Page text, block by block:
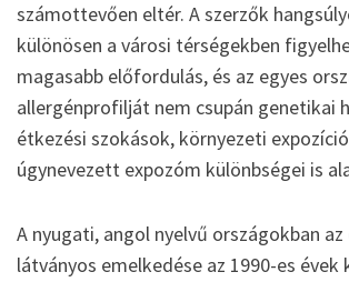
számottevően eltér. A szerzők
különösen a városi térségekben
magasabb előfordulás, és az egyes
allergénprofilját nem csupán genetikai
étkezési szokások, környezeti
úgynevezett expozóm különbségei is
A nyugati, angol nyelvű országokban
látványos emelkedése az 1990-es évek